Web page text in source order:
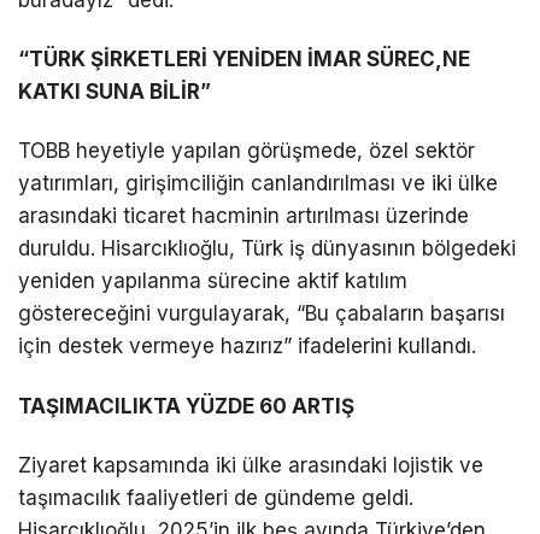
“TÜRK ŞİRKETLERİ YENİDEN İMAR SÜREC,NE
KATKI SUNA BİLİR”
TOBB heyetiyle yapılan görüşmede, özel sektör
yatırımları, girişimciliğin canlandırılması ve iki ülke
arasındaki ticaret hacminin artırılması üzerinde
duruldu. Hisarcıklıoğlu, Türk iş dünyasının bölgedeki
yeniden yapılanma sürecine aktif katılım
göstereceğini vurgulayarak, “Bu çabaların başarısı
için destek vermeye hazırız” ifadelerini kullandı.
TAŞIMACILIKTA YÜZDE 60 ARTIŞ
Ziyaret kapsamında iki ülke arasındaki lojistik ve
taşımacılık faaliyetleri de gündeme geldi.